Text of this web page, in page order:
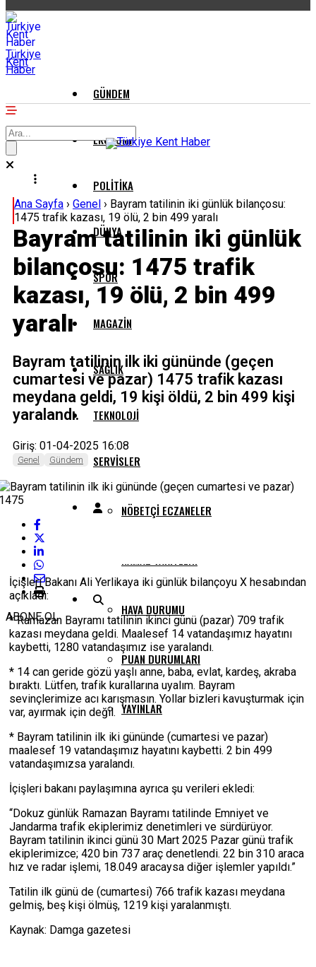
Türkiye
Kent
Haber
GÜNDEM
EKONOMI
POLITIKA
DÜNYA
SPOR
MAGAZIN
SAĞLIK
TEKNOLOJI
SERVISLER
NÖBETÇI ECZANELER
HAVA DURUMU
PUAN DURUMLARI
YAYINLAR
Ana Sayfa › Genel › Bayram tatilinin iki günlük bilançosu:
1475 trafik kazası, 19 ölü, 2 bin 499 yaralı
Bayram tatilinin iki günlük
bilançosu: 1475 trafik
kazası, 19 ölü, 2 bin 499
yaralı
Bayram tatilinin ilk iki gününde (geçen
cumartesi ve pazar) 1475 trafik kazası
meydana geldi, 19 kişi öldü, 2 bin 499 kişi
yaralandı.
Giriş: 01-04-2025 16:08
Genel Gündem
ABONE OL
İçişleri Bakanı Ali Yerlikaya iki günlük bilançoyu X hesabından
açıkladı:
* Ramazan Bayramı tatilinin ikinci günü (pazar) 709 trafik
kazası meydana geldi. Maalesef 14 vatandaşımız hayatını
kaybetti, 1280 vatandaşımız ise yaralandı.
* 14 can geride gözü yaşlı anne, baba, evlat, kardeş, akraba
bıraktı. Lütfen, trafik kurallarına uyalım. Bayram
sevinçlerimize acı karışmasın. Yollar bizleri kavuşturmak için
var, ayırmak için değil.
* Bayram tatilinin ilk iki gününde (cumartesi ve pazar)
maalesef 19 vatandaşımız hayatını kaybetti. 2 bin 499
vatandaşımızsa yaralandı.
İçişleri bakanı paylaşımına ayrıca şu verileri ekledi:
“Dokuz günlük Ramazan Bayramı tatilinde Emniyet ve
Jandarma trafik ekiplerimiz denetimleri ve sürdürüyor.
Bayram tatilinin ikinci günü 30 Mart 2025 Pazar günü trafik
ekiplerimizce; 420 bin 737 araç denetlendi. 22 bin 310 araca
hız ve radar işlemi, 18.049 aracaysa diğer işlemler yapıldı.”
Tatilin ilk günü de (cumartesi) 766 trafik kazası meydana
gelmiş, beş kişi ölmüş, 1219 kişi yaralanmıştı.
Kaynak: Damga gazetesi